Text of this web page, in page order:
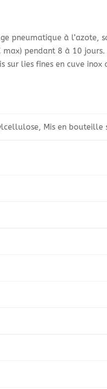
pneumatique à l’azote,
max) pendant 8 à 10 jours.
sur lies fines en cuve inox
Mis en bouteille